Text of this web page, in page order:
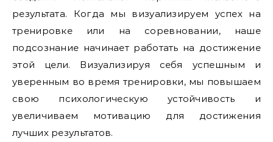
результата. Когда мы визуализируем успех на
тренировке или на соревновании, наше
подсознание начинает работать на достижение
этой цели. Визуализируя себя успешным и
уверенным во время тренировки, мы повышаем
свою психологическую устойчивость и
увеличиваем мотивацию для достижения
лучших результатов.